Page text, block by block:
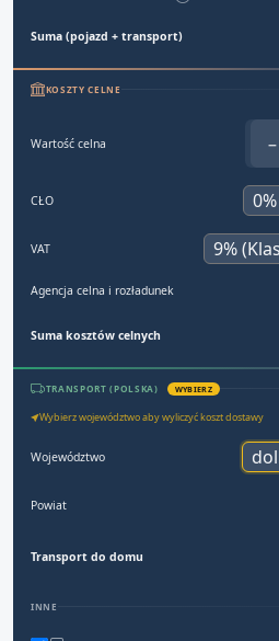
Suma (pojazd + transport)
KOSZTY CELNE
Wartość celna −
CŁO
VAT
Agencja celna i rozładunek
Suma kosztów celnych
TRANSPORT (POLSKA) WYBIERZ
Wybierz województwo aby wyliczyć koszt dostawy
Województwo
Powiat
Transport do domu
INNE